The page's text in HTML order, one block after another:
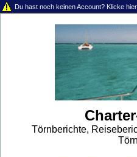
Du hast noch keinen Account? Klicke
Törnberichte,